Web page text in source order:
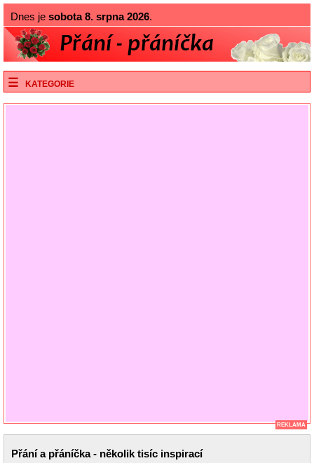
Dnes je sobota 8. srpna 2026.
KATEGORIE
REKLAMA
Přání a přáníčka - několik tisíc inspirací